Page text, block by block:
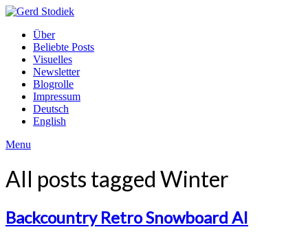
Skip
content
StodiekÜber
Beliebte Posts
Visuelles
Newsletter
Blogrolle
Impressum
Deutsch
English
Menu
All posts tagged Winter
Backcountry Retro Snowboard AI